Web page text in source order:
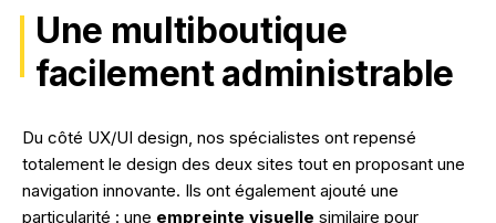
Une multiboutique
facilement administrable
Du côté UX/UI design, nos spécialistes ont repensé
totalement le design des deux sites tout en proposant une
navigation innovante. Ils ont également ajouté une
particularité : une empreinte visuelle similaire pour